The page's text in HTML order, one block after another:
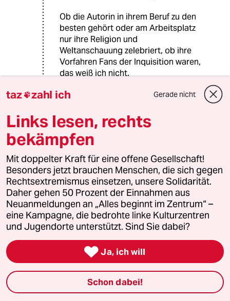
Ob die Autorin in ihrem Beruf zu den
besten gehört oder am Arbeitsplatz
nur ihre Religion und
Weltanschauung zelebriert, ob ihre
Vorfahren Fans der Inquisition waren,
das weiß ich nicht.
FL
21.09.2024,14:36 Uhr
ja da werden wohl einige Betriebe mit Alten
Weißen Männern in der Leitung oder Nazi-
Mitarbietern demnächst die Pforten schließen
müssen
meistkommentiert
1 AfD-Wählen als Triebabfuhr
Bundeszentrale gegen Kinderfiguren
taz zahl ich Gerade nicht
Links lesen, rechts
bekämpfen
Mit doppelter Kraft für eine offene Gesellschaft!
Besonders jetzt brauchen Menschen, die sich gegen
Rechtsextremismus einsetzen, unsere Solidarität.
Daher gehen 50 Prozent der Einnahmen aus
Neuanmeldungen an „Alles beginnt im Zentrum“ –
eine Kampagne, die bedrohte linke Kulturzentren
und Jugendorte unterstützt. Sind Sie dabei?
 Ja, ich will
Schon dabei!